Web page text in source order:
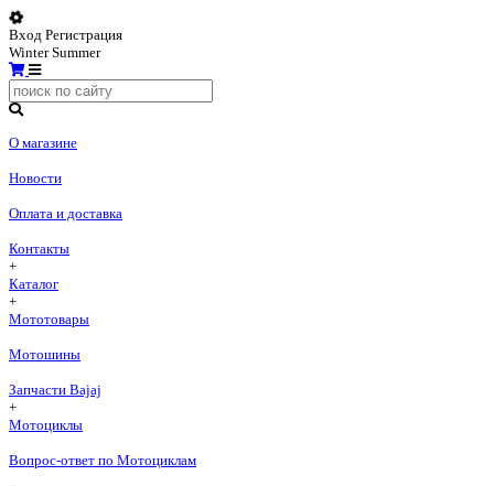
Вход Регистрация
WinterSummer
О магазине
Новости
Оплата и доставка
Контакты
+
Каталог
+
Мототовары
Мотошины
Запчасти Bajaj
+
Мотоциклы
Вопрос-ответ по Мотоциклам